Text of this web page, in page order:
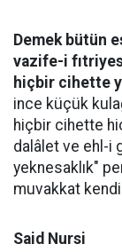
Demek bütün
vazife-i
hiçbir cihette
ince küçük
hiçbir cihette
dalâlet ve ehl-i
yeknesaklık"
muvakkat
Said Nursi